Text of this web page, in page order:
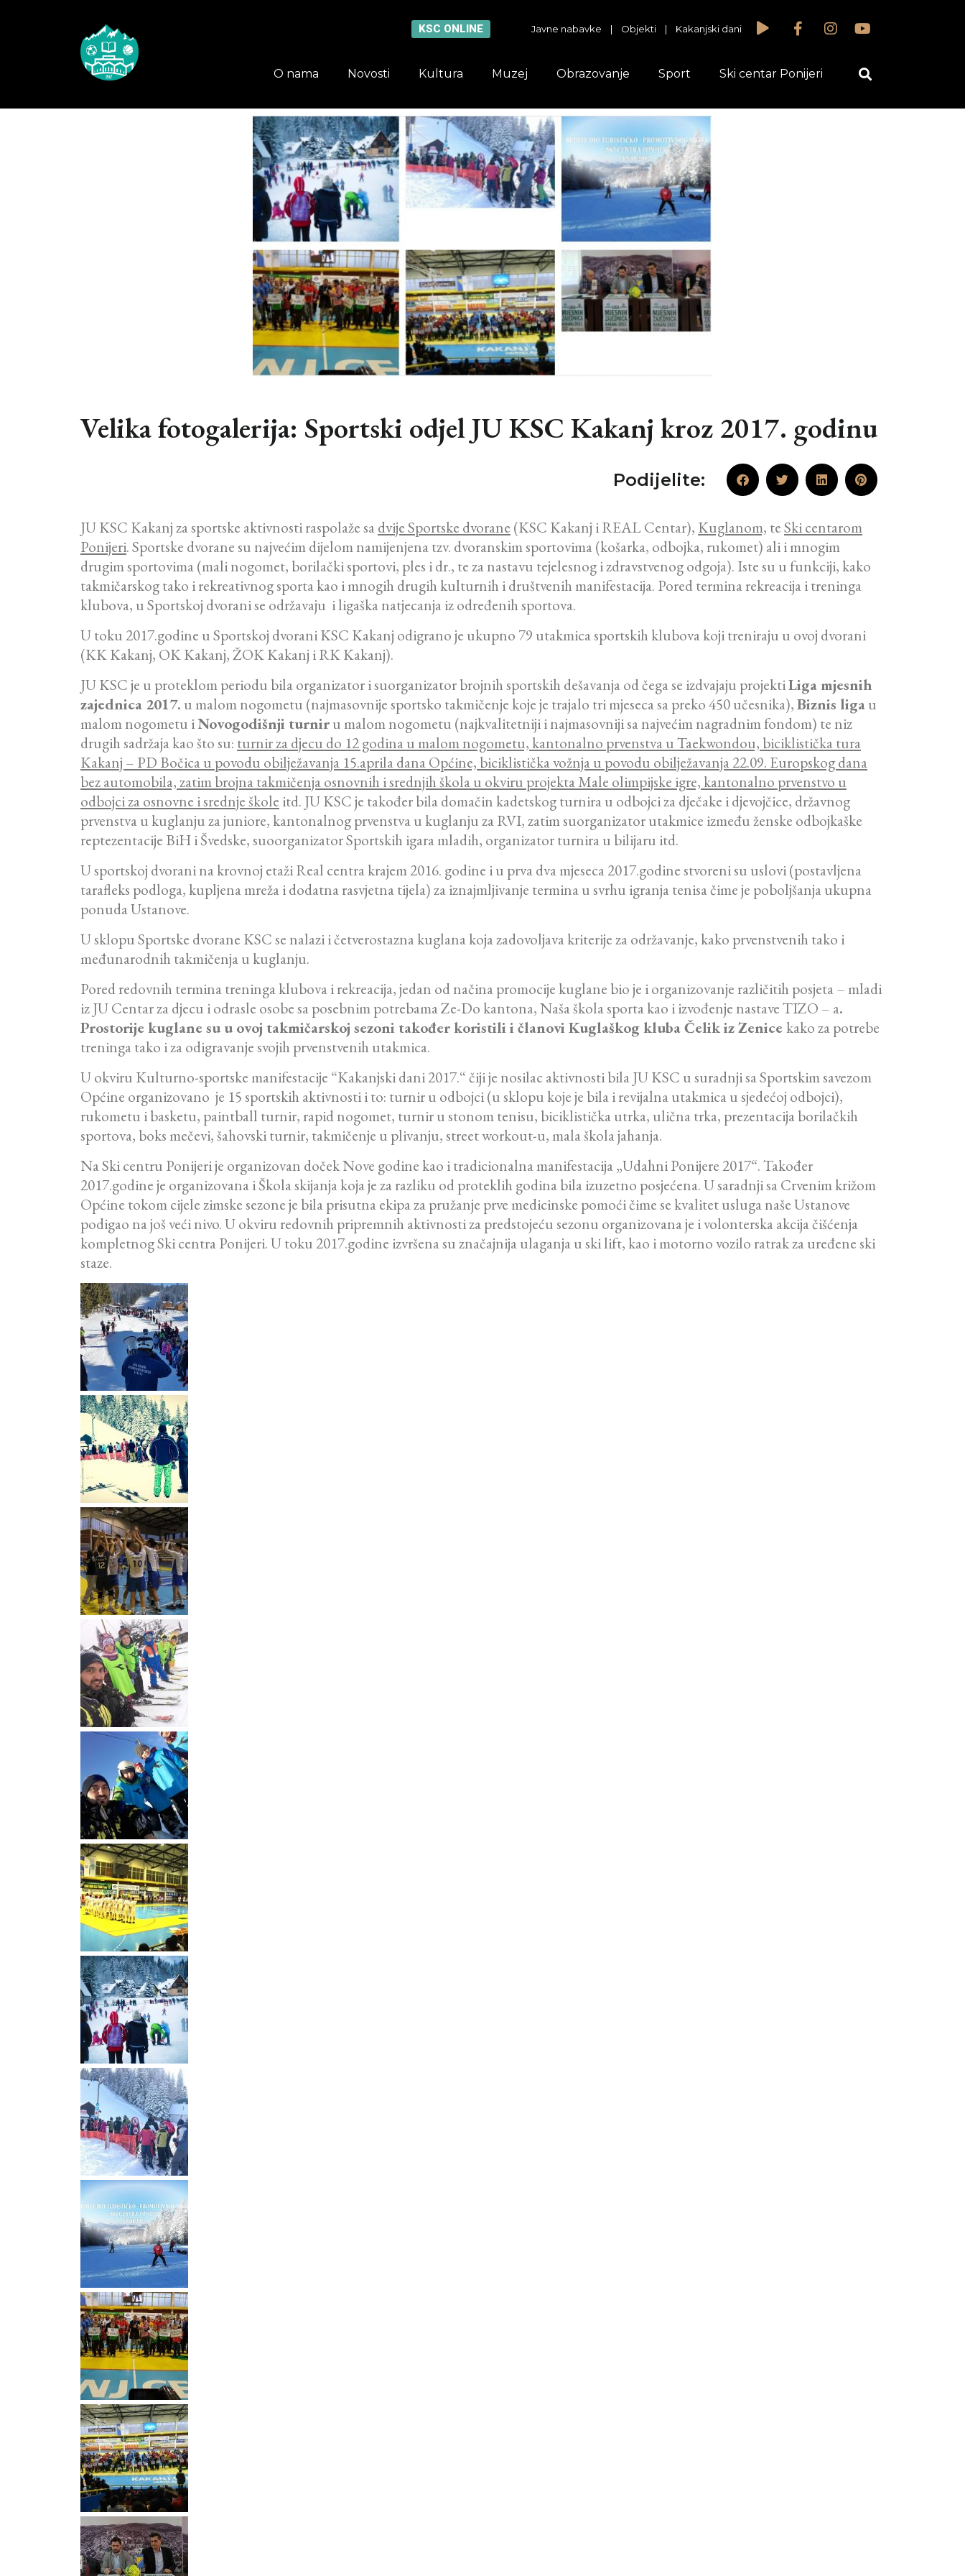
KSC ONLINE Javne nabavke | Objekti | Kakanjski dani
O nama Novosti Kultura Muzej Obrazovanje Sport Ski centar Ponijeri
Velika fotogalerija: Sportski odjel JU KSC Kakanj kroz 2017. godinu
Podijelite:
JU KSC Kakanj za sportske aktivnosti raspolaže sadvije Sportske dvorane (KSC Kakanj i REAL Centar), Kuglanom, teSki centarom
Ponijeri. Sportske dvorane su najvećim dijelom namijenjena tzv. dvoranskim sportovima (košarka, odbojka, rukomet) ali i mnogim
drugim sportovima (mali nogomet, borilački sportovi, ples i dr., te za nastavu tejelesnog i zdravstvenog odgoja). Iste su u funkciji, kako
takmičarskog tako i rekreativnog sporta kao i mnogih drugih kulturnih i društvenih manifestacija. Pored termina rekreacija i treninga
klubova, u Sportskoj dvorani se održavaju i ligaška natjecanja iz određenih sportova.
U toku 2017.godine u Sportskoj dvorani KSC Kakanj odigrano je ukupno 79 utakmica sportskih klubova koji treniraju u ovoj dvorani
(KK Kakanj, OK Kakanj, ŽOK Kakanj i RK Kakanj).
JU KSC je u proteklom periodu bila organizator i suorganizator brojnih sportskih dešavanja od čega se izdvajaju projektiLiga mjesnih
zajednica 2017. u malom nogometu (najmasovnije sportsko takmičenje koje je trajalo tri mjeseca sa preko 450 učesnika),Biznis ligau
malom nogometu iNovogodišnji turniru malom nogometu (najkvalitetniji i najmasovniji sa najvećim nagradnim fondom) te niz
drugih sadržaja kao što su: turnir za djecu do 12 godina u malom nogometu, kantonalno prvenstva u Taekwondou, biciklistička tura
Kakanj – PD Bočica u povodu obilježavanja 15.aprila dana Općine, biciklistička vožnja u povodu obilježavanja 22.09. Europskog dana
bez automobila, zatim brojna takmičenja osnovnih i srednjih škola u okviru projekta Male olimpijske igre, kantonalno prvenstvo u
odbojci za osnovne i srednje škole itd. JU KSC je također bila domačin kadetskog turnira u odbojci za dječake i djevojčice, državnog
prvenstva u kuglanju za juniore, kantonalnog prvenstva u kuglanju za RVI, zatim suorganizator utakmice između ženske odbojkaške
reptezentacije BiH i Švedske, suoorganizator Sportskih igara mladih, organizator turnira u bilijaru itd.
U sportskoj dvorani na krovnoj etaži Real centra krajem 2016. godine i u prva dva mjeseca 2017.godine stvoreni su uslovi (postavljena
tarafleks podloga, kupljena mreža i dodatna rasvjetna tijela) za iznajmljivanje termina u svrhu igranja tenisa čime je poboljšanja ukupna
ponuda Ustanove.
U sklopu Sportske dvorane KSC se nalazi i četverostazna kuglana koja zadovoljava kriterije za održavanje, kako prvenstvenih tako i
međunarodnih takmičenja u kuglanju.
Pored redovnih termina treninga klubova i rekreacija, jedan od načina promocije kuglane bio je i organizovanje različitih posjeta – mladi
iz JU Centar za djecu i odrasle osobe sa posebnim potrebama Ze-Do kantona, Naša škola sporta kao i izvođenje nastave TIZO – a.
Prostorije kuglane su u ovoj takmičarskoj sezoni također koristili i članovi Kuglaškog kluba Čelik iz Zenice kako za potrebe
treninga tako i za odigravanje svojih prvenstvenih utakmica.
U okviru Kulturno-sportske manifestacije “Kakanjski dani 2017.“ čiji je nosilac aktivnosti bila JU KSC u suradnji sa Sportskim savezom
Općine organizovano je 15 sportskih aktivnosti i to: turnir u odbojci (u sklopu koje je bila i revijalna utakmica u sjedećoj odbojci),
rukometu i basketu, paintball turnir, rapid nogomet, turnir u stonom tenisu, biciklistička utrka, ulična trka, prezentacija borilačkih
sportova, boks mečevi, šahovski turnir, takmičenje u plivanju, street workout-u, mala škola jahanja.
Na Ski centru Ponijeri je organizovan doček Nove godine kao i tradicionalna manifestacija „Udahni Ponijere 2017“. Također
2017.godine je organizovana i Škola skijanja koja je za razliku od proteklih godina bila izuzetno posjećena. U saradnji sa Crvenim križom
Općine tokom cijele zimske sezone je bila prisutna ekipa za pružanje prve medicinske pomoći čime se kvalitet usluga naše Ustanove
podigao na još veći nivo. U okviru redovnih pripremnih aktivnosti za predstojeću sezonu organizovana je i volonterska akcija čišćenja
kompletnog Ski centra Ponijeri. U toku 2017.godine izvršena su značajnija ulaganja u ski lift, kao i motorno vozilo ratrak za uređene ski
staze.